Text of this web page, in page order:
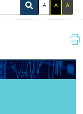
A A A